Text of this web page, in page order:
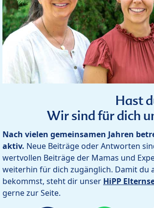
Hast
Wir sind für dich
Nach vielen gemeinsamen Jahren
aktiv. Neue Beiträge oder Antworten
wertvollen Beiträge der Mamas und
weiterhin für dich zugänglich. Damit du
bekommst, steht dir unser HiPP
gerne zur Seite.